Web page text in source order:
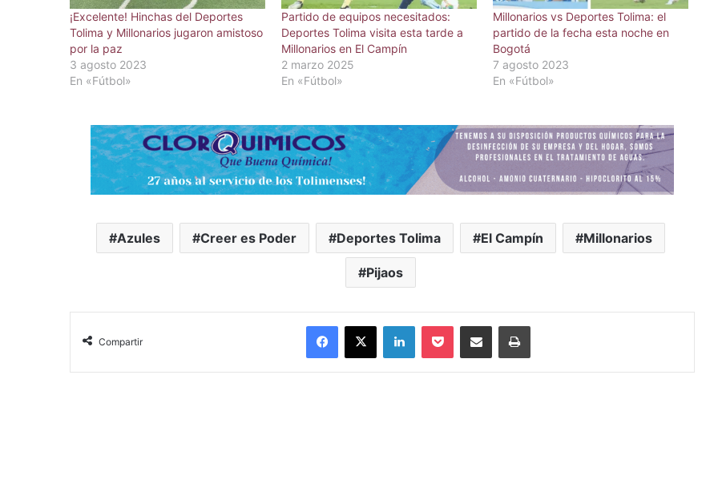
¡Excelente! Hinchas del Deportes
Tolima y Millonarios jugaron amistoso
por la paz
3 agosto 2023
En «Fútbol»
Partido de equipos necesitados:
Deportes Tolima visita esta tarde a
Millonarios en El Campín
2 marzo 2025
En «Fútbol»
Millonarios vs Deportes Tolima: el
partido de la fecha esta noche en
Bogotá
7 agosto 2023
En «Fútbol»
Azules Creer es Poder Deportes Tolima El Campín Millonarios
Pijaos
Compartir